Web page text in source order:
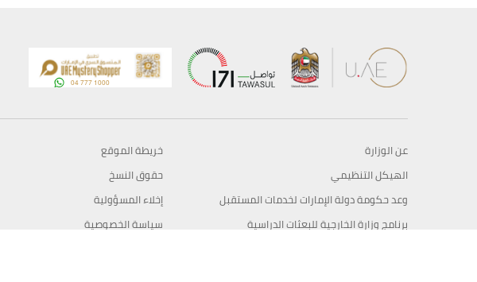
عن الوزارة
الهيكل التنظيمي
وعد حكومة دولة الإمارات لخدمات المستقبل
برنامج وزارة الخارجية للبعثات الدراسية
خريطة الموقع
حقوق النسخ
إخلاء المسؤولية
سياسة الخصوصية